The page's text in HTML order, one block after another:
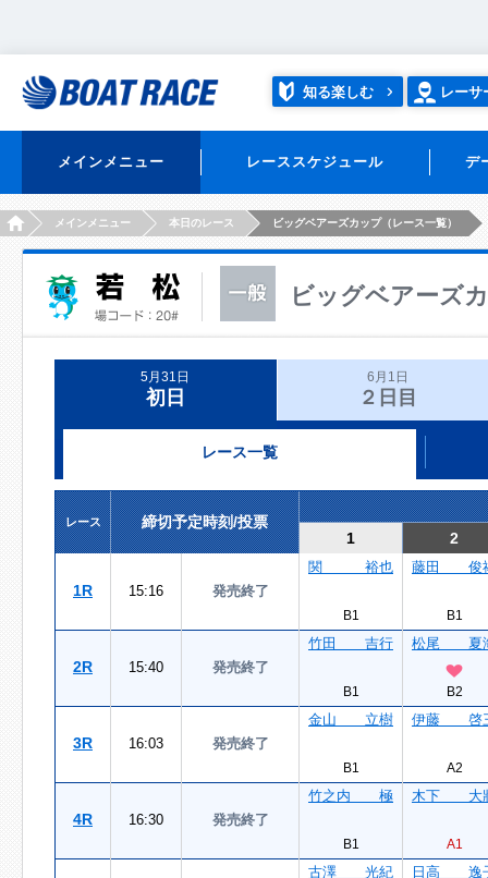
知る楽しむ レーサ
メインメニュー レーススケジュール デ
HOMEメインメニュー 本日のレース ビッグベアーズカップ（レース一覧）
ビッグベアーズ
5月31日
初日
6月1日
２日目
レース一覧
レース
締切予定時刻/投票
1
2
1R 15:16 発売終了
関 裕也
B1
藤田 俊
B1
2R 15:40 発売終了
竹田 吉行
B1
松尾 夏
B2
3R 16:03 発売終了
金山 立樹
B1
伊藤 啓
A2
4R 16:30 発売終了
竹之内 極
B1
木下 大
A1
古澤 光紀 日高 逸